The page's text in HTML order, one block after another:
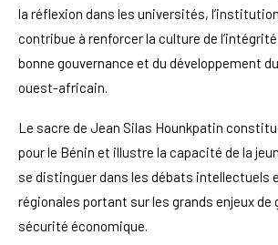
la réflexion dans les universités,
contribue à renforcer la culture de
bonne gouvernance et du développement
ouest-africain.
Le sacre de Jean Silas Hounkpatin
pour le Bénin et illustre la capacité de la
se distinguer dans les débats intellectuels
régionales portant sur les grands enjeux de
sécurité économique.